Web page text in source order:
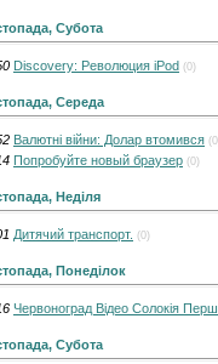
Субота
Discovery: Революция iPod (0)
Середа
Валютні війни: Долар втомився
Попробуйте новый браузер (0)
Неділя
Дитячий транспорт. (0)
Понеділок
Червоноград Відео Солокія
Субота